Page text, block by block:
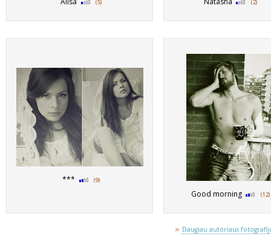
(5) (2)
*** (9)
Good morning (12)
» Daugiau autoriaus